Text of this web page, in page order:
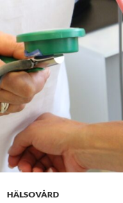
HÄLSOVÅRD